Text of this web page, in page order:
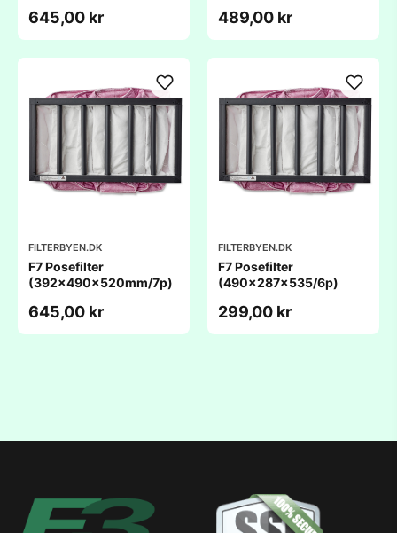
645,00 kr 489,00 kr
FILTERBYEN.DK
F7 Posefilter
(392x490x520mm/7p)
645,00 kr
FILTERBYEN.DK
F7 Posefilter
(490x287x535/6p)
299,00 kr